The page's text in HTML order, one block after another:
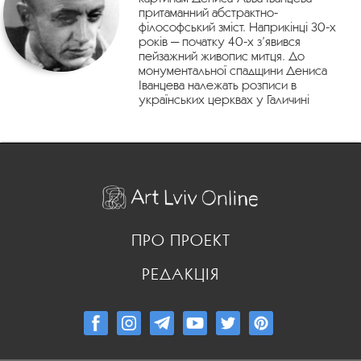
притаманний абстрактно-
філософський зміст. Наприкінці 30-х
років — початку 40-х з’явився
пейзажний живопис митця. До
монументальної спадщини Дениса
Іванцева належать розписи в
українських церквах у Галичині
ПРО ПРОЕКТ
РЕДАКЦІЯ